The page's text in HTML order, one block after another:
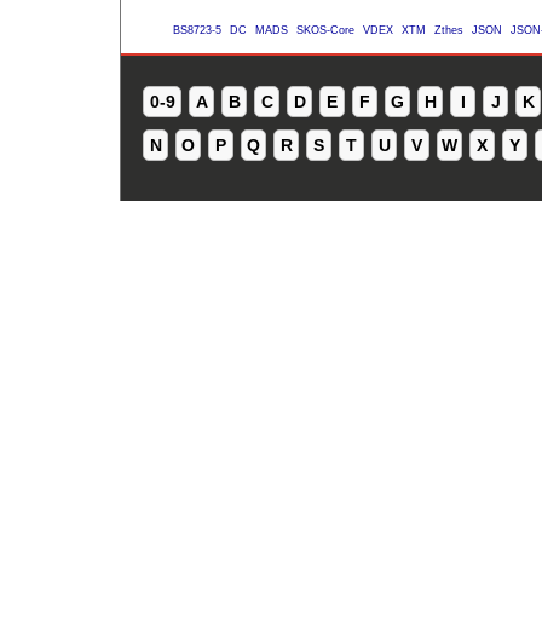
BS8723-5 DC MADS SKOS-Core VDEX XTM Zthes JSON
0-9 A B C D E F G H I J K
N O P Q R S T U V W X Y